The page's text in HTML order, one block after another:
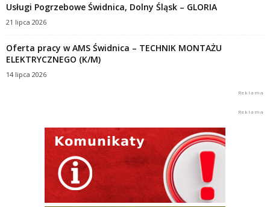
Usługi Pogrzebowe Świdnica, Dolny Śląsk – GLORIA
21 lipca 2026
Oferta pracy w AMS Świdnica – TECHNIK MONTAŻU
ELEKTRYCZNEGO (K/M)
14 lipca 2026